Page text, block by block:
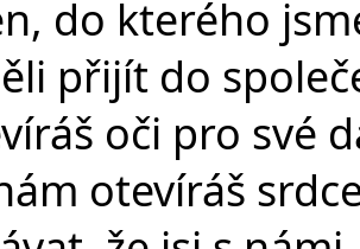
do kterého
přijít do
oči pro své
otevíráš